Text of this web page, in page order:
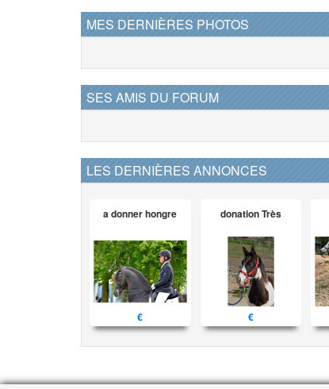
MES DERNIÈRES PHOTOS
SES AMIS DU FORUM
LES DERNIÈRES ANNONCES
a donner hongre
€
donation Très
€